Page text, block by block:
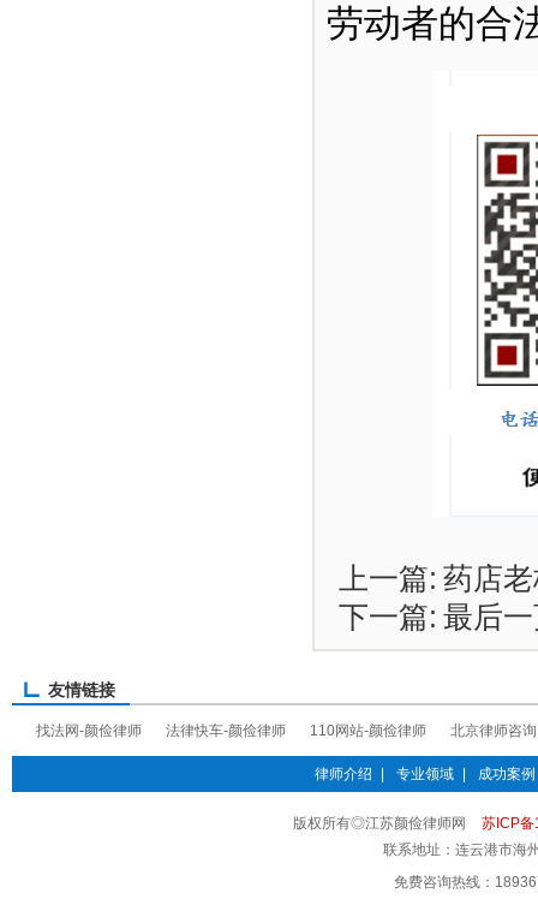
劳动者的合
上一篇: 药店
下一篇: 最后
友情链接
找法网-颜俭律师 法律快车-颜俭律师 110网站-颜俭律师 北京律师咨询
律师介绍 专业领域 成功案例
版权所有◎江苏颜俭律师网
苏ICP
联系地址：连云港市海
免费咨询热线：